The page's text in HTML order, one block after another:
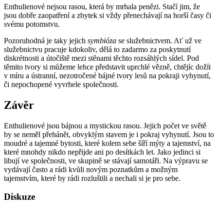
Enthulienové nejsou rasou, která by mrhala penězi. Stačí jim, že
jsou dobře zaopatření a zbytek si vždy přenechávají na horší časy či
svému potomstvu.
Pozoruhodná je taky jejich symbióza se služebnictvem. Ať už ve
služebnictvu pracuje kdokoliv, dělá to zadarmo za poskytnutí
diskrétnosti a útočiště mezi stěnami těchto rozsáhlých sídel. Pod
těmito tvory si můžeme lehce představit uprchlé vězně, chtějíc dožít
v míru a ústranní, nezotročené bájné tvory lesů na pokraji vyhynutí,
či nepochopené vyvrhele společnosti.
Závěr
Enthulienové jsou bájnou a mystickou rasou. Jejich počet ve světě
by se neměl přehánět, obvyklým stavem je i pokraj vyhynutí. Jsou to
moudré a tajemné bytosti, které kolem sebe šíří mýty a tajemství, na
které mnohdy nikdo nepřijde ani po desítkách let. Jako jedinci si
libují ve společnosti, ve skupině se stávají samotáři. Na výpravu se
vydávají často a rádi kvůli novým poznatkům a možným
tajemstvím, které by rádi rozluštili a nechali si je pro sebe.
Diskuze